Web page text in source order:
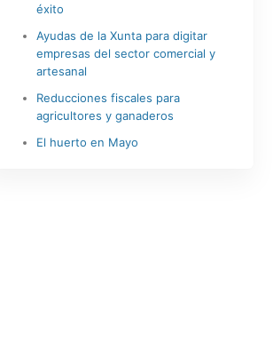
éxito
Ayudas de la Xunta para digitar
empresas del sector comercial y
artesanal
Reducciones fiscales para
agricultores y ganaderos
El huerto en Mayo